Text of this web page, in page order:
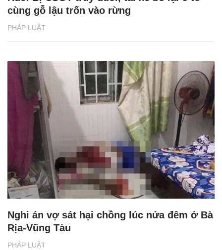
PHÁP LUẬT
cùng gỗ lậu trốn vào rừng
PHÁP LUẬT
Nghi án vợ sát hại chồng lúc nửa đêm ở Bà
Rịa-Vũng Tàu